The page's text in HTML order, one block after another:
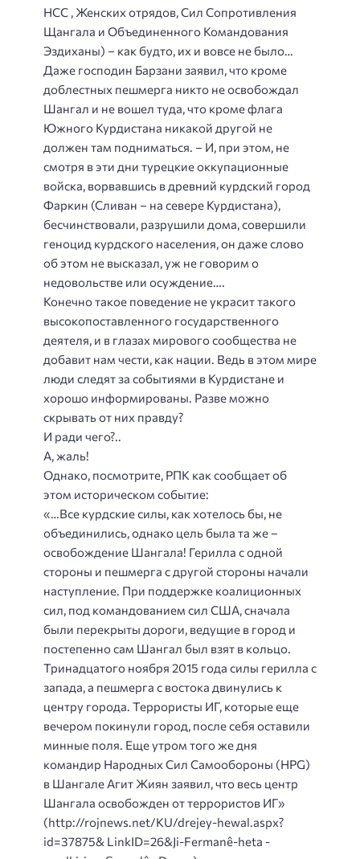
НСС , Женских отрядов, Сил Сопротивления
Щангала и Объединенного Командования
Эздиханы) – как будто, их и вовсе не было…
Даже господин Барзани заявил, что кроме
доблестных пешмерга никто не освобождал
Шангал и не вошел туда, что кроме флага
Южного Курдистана никакой другой не
должен там подниматься. – И, при этом, не
смотря в эти дни турецкие оккупационные
войска, ворвавшись в древний курдский город
Фаркин (Сливан – на севере Курдистана),
бесчинствовали, разрушили дома, совершили
геноцид курдского населения, он даже слово
об этом не высказал, уж не говорим о
недовольстве или осуждение….
Конечно такое поведение не украсит такого
высокопоставленного государственного
деятеля, и в глазах мирового сообщества не
добавит нам чести, как нации. Ведь в этом мире
люди следят за событиями в Курдистане и
хорошо информированы. Разве можно
скрывать от них правду?
И ради чего?..
А, жаль!
Однако, посмотрите, РПК как сообщает об
этом историческом событие:
«…Все курдские силы, как хотелось бы, не
объединились, однако цель была та же –
освобождение Шангала! Герилла с одной
стороны и пешмерга с другой стороны начали
наступление. При поддержке коалиционных
сил, под командованием сил США, сначала
были перекрыты дороги, ведущие в город и
постепенно сам Шангал был взят в кольцо.
Тринадцатого ноября 2015 года силы герилла с
запада, а пешмерга с востока двинулись к
центру города. Террористы ИГ, которые еще
вечером покинули город, после себя оставили
минные поля. Еще утром того же дня
командир Народных Сил Самообороны (HPG)
в Шангале Агит Жиян заявил, что весь центр
Шангала освобожден от террористов ИГ»
(http://rojnews.net/KU/drejey-hewal.aspx?
id=37875& LinkID=26&Ji-Fermanê-heta -